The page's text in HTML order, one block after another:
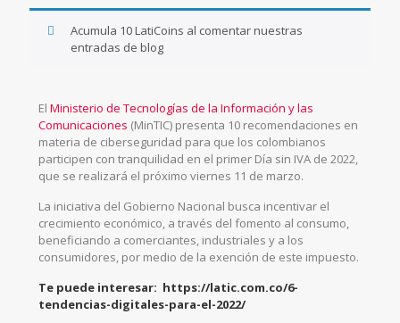
Acumula 10 LatiCoins al comentar nuestras
entradas de blog
El Ministerio de Tecnologías de la Información y las
Comunicaciones (MinTIC) presenta 10 recomendaciones en
materia de ciberseguridad para que los colombianos
participen con tranquilidad en el primer Día sin IVA de 2022,
que se realizará el próximo viernes 11 de marzo.
La iniciativa del Gobierno Nacional busca incentivar el
crecimiento económico, a través del fomento al consumo,
beneficiando a comerciantes, industriales y a los
consumidores, por medio de la exención de este impuesto.
Te puede interesar: https://latic.com.co/6-
tendencias-digitales-para-el-2022/